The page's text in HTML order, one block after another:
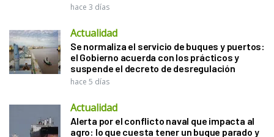
hace 3 días
Actualidad
Se normaliza el servicio de buques y puertos:
el Gobierno acuerda con los prácticos y
suspende el decreto de desregulación
hace 5 días
Actualidad
Alerta por el conflicto naval que impacta al
agro: lo que cuesta tener un buque parado y